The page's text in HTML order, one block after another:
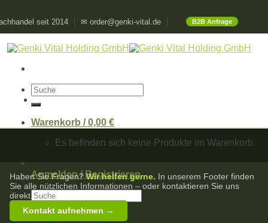
to
content
seit 2014 ✉ order@genki-vital.de B2B Anfrage
Suchen
nach:
Warenkorb /0,00 €
Es befinden sich keine Produkte im Warenkorb.
Anmelden / Registrieren
Suchen
Haben Sie Fragen?Wir helfen gerne. In unserem Footer finden
Sie alle nützlichen Informationen – oder kontaktieren Sie uns
direkt.
Kontakt aufnehmen →